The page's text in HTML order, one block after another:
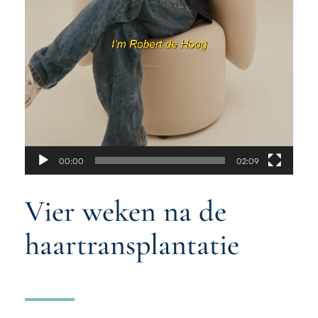
00:00 02:09
Vier weken na de
haartransplantatie